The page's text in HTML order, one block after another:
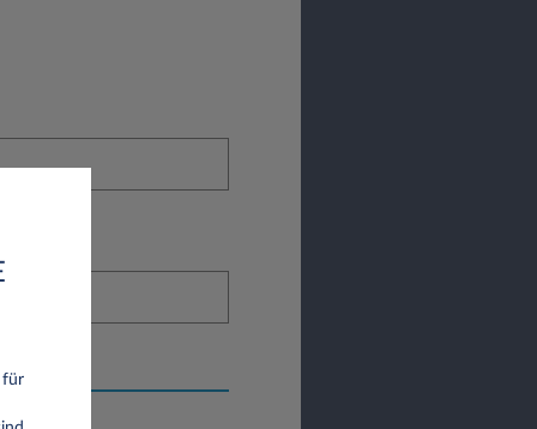
für